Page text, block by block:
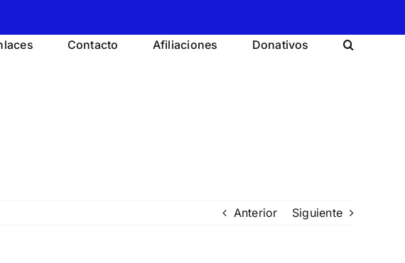
Contacto Afiliaciones Donativos
Anterior Siguiente